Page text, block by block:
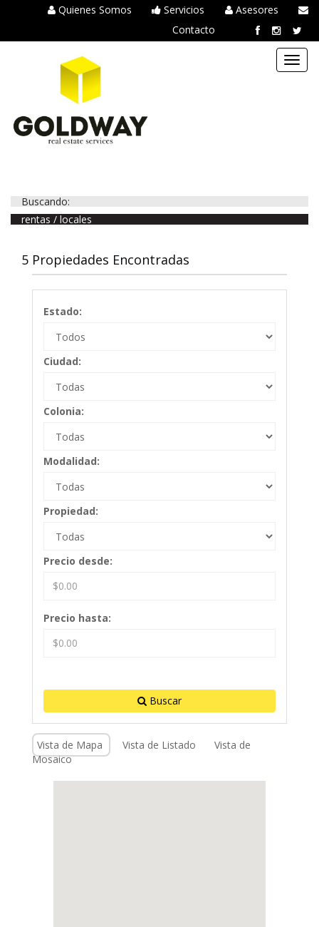
Quienes Somos Servicios
Asesores
Contacto
Buscando:
rentas / locales
5 Propiedades Encontradas
Estado:
Ciudad:
Colonia:
Modalidad:
Propiedad:
Precio desde:
Precio hasta:
Buscar
Vista de Mapa Vista de Listado
Vista de
Mosaico